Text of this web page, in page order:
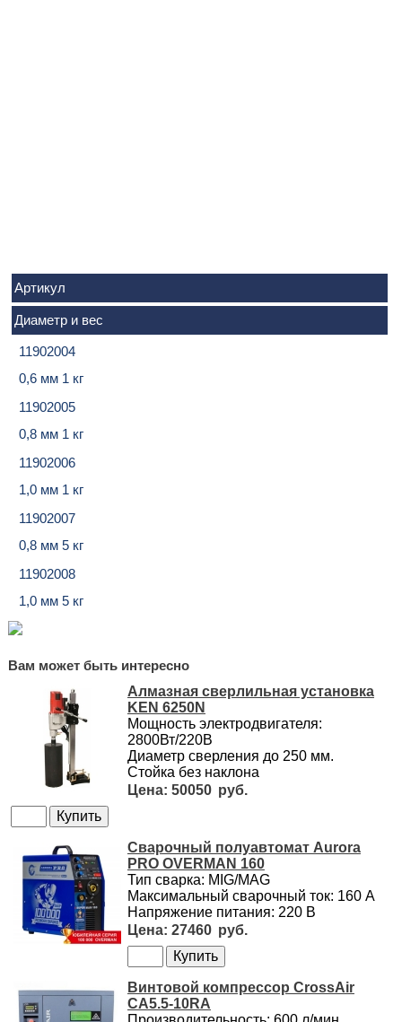
Артикул
Диаметр и вес
11902004
0,6 мм 1 кг
11902005
0,8 мм 1 кг
11902006
1,0 мм 1 кг
11902007
0,8 мм 5 кг
11902008
1,0 мм 5 кг
Вам может быть интересно
Алмазная сверлильная установка
KEN 6250N
Мощность электродвигателя:
2800Вт/220В
Диаметр сверления до 250 мм.
Стойка без наклона
50050
Сварочный полуавтомат Aurora
PRO OVERMAN 160
Тип сварка: MIG/MAG
Максимальный сварочный ток: 160 А
Напряжение питания: 220 В
27460
Винтовой компрессор CrossAir
CA5.5-10RA